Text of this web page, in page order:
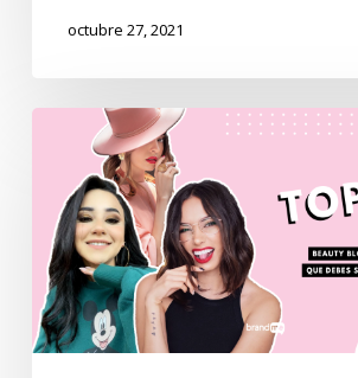
octubre 27, 2021